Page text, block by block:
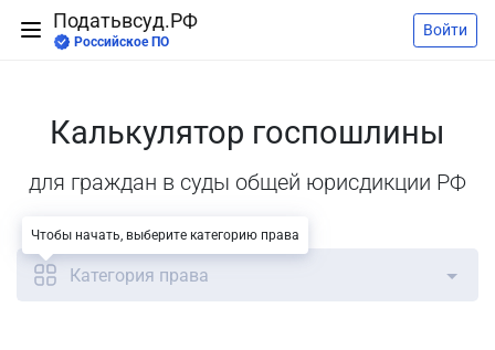
Податьвсуд.РФ
Российское ПО
Войти
Калькулятор госпошлины
для граждан в суды общей юрисдикции РФ
Категория права
Чтобы начать, выберите категорию права